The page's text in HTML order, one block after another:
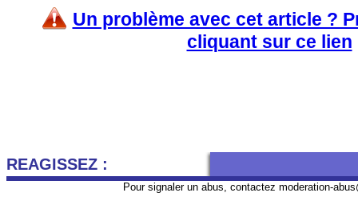
Un problème avec cet article ?
cliquant sur ce lien
REAGISSEZ :
Pour signaler un abus, contactez moderation-